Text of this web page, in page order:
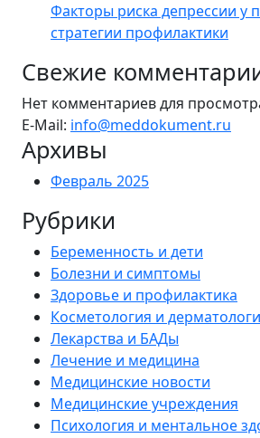
Факторы риска депрессии у
стратегии профилактики
Свежие
Нет комментариев для
E-Mail: info@meddokument.ru
Архивы
Февраль 2025
Рубрики
Беременность и дети
Болезни и симптомы
Здоровье и профилактика
Косметология и
Лекарства и БАДы
Лечение и медицина
Медицинские новости
Медицинские учреждения
Психология и ментальное